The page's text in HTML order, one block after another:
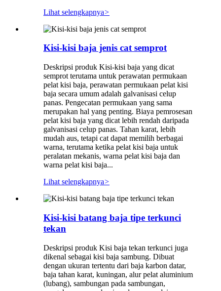
Lihat selengkapnya>
Kisi-kisi baja jenis cat semprot
Deskripsi produk Kisi-kisi baja yang dicat
semprot terutama untuk perawatan permukaan
pelat kisi baja, perawatan permukaan pelat kisi
baja secara umum adalah galvanisasi celup
panas. Pengecatan permukaan yang sama
merupakan hal yang penting. Biaya pemrosesan
pelat kisi baja yang dicat lebih rendah daripada
galvanisasi celup panas. Tahan karat, lebih
mudah aus, tetapi cat dapat memilih berbagai
warna, terutama ketika pelat kisi baja untuk
peralatan mekanis, warna pelat kisi baja dan
warna pelat kisi baja...
Lihat selengkapnya>
Kisi-kisi batang baja tipe terkunci
tekan
Deskripsi produk Kisi baja tekan terkunci juga
dikenal sebagai kisi baja sambung. Dibuat
dengan ukuran tertentu dari baja karbon datar,
baja tahan karat, kuningan, alur pelat aluminium
(lubang), sambungan pada sambungan,